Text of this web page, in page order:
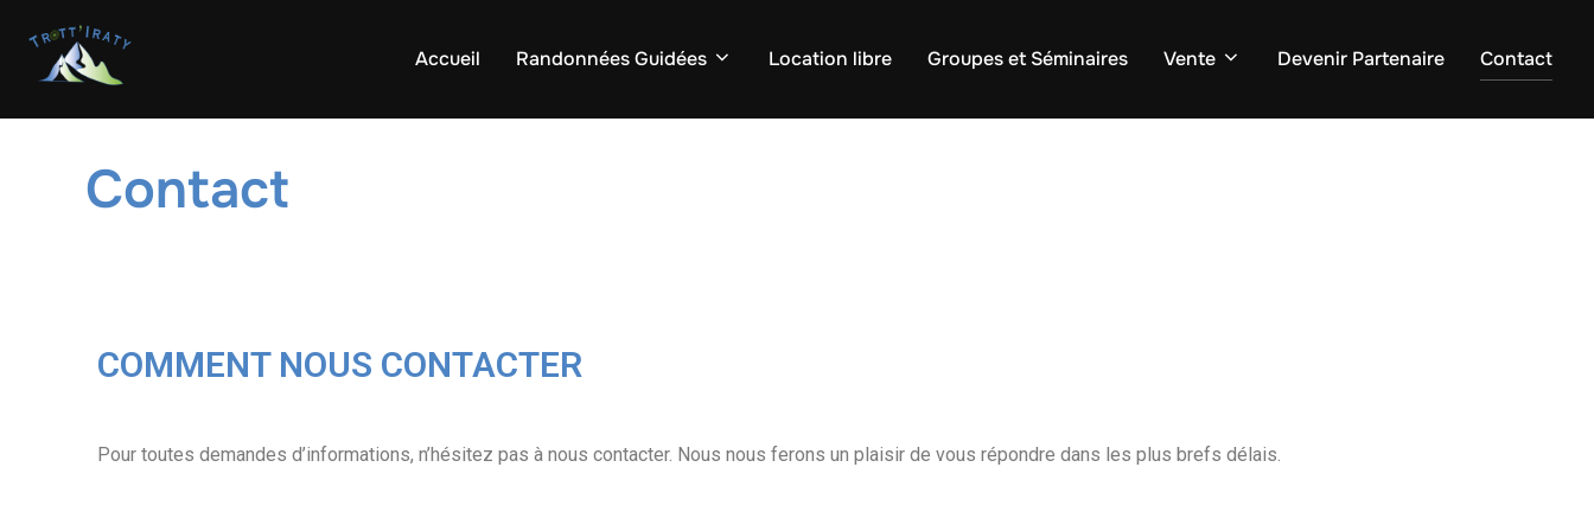
Accueil Randonnées Guidées Location libre Groupes et Séminaires Vente Devenir Partenaire Contact
Contact
COMMENT NOUS CONTACTER
Pour toutes demandes d’informations, n’hésitez pas à nous contacter. Nous nous ferons un plaisir de vous répondre dans les plus brefs délais.